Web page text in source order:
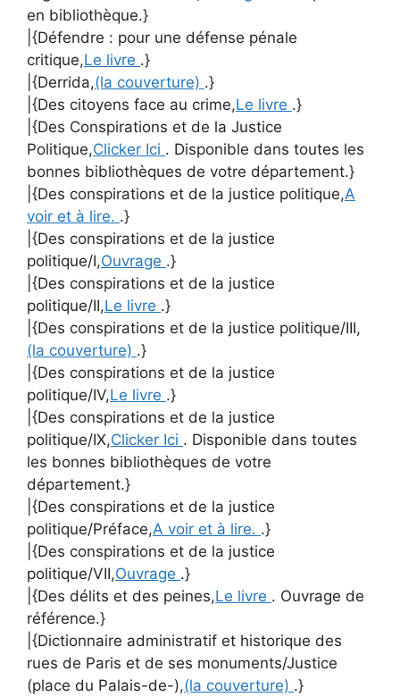
en bibliothèque.}
|{Défendre : pour une défense pénale
critique,Le livre .}
|{Derrida,(la couverture) .}
|{Des citoyens face au crime,Le livre .}
|{Des Conspirations et de la Justice
Politique,Clicker Ici . Disponible dans toutes les
bonnes bibliothèques de votre département.}
|{Des conspirations et de la justice politique,A
voir et à lire. .}
|{Des conspirations et de la justice
politique/I,Ouvrage .}
|{Des conspirations et de la justice
politique/II,Le livre .}
|{Des conspirations et de la justice politique/III,
(la couverture) .}
|{Des conspirations et de la justice
politique/IV,Le livre .}
|{Des conspirations et de la justice
politique/IX,Clicker Ici . Disponible dans toutes
les bonnes bibliothèques de votre
département.}
|{Des conspirations et de la justice
politique/Préface,A voir et à lire. .}
|{Des conspirations et de la justice
politique/VII,Ouvrage .}
|{Des délits et des peines,Le livre . Ouvrage de
référence.}
|{Dictionnaire administratif et historique des
rues de Paris et de ses monuments/Justice
(place du Palais-de-),(la couverture) .}